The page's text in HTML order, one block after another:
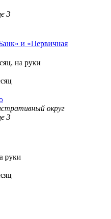
3
и «Первичная
на руки
округ
3
руки